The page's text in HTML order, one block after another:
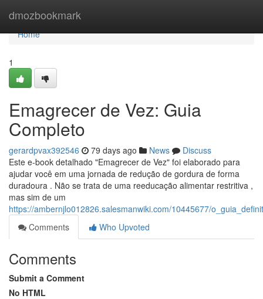
dmozbookmark
Home
Home
1
Emagrecer de Vez: Guia
Completo
gerardpvax392546 79 days ago News
Discuss
Este e-book detalhado "Emagrecer de Vez" foi elaborado para
ajudar você em uma jornada de redução de gordura de forma
duradoura . Não se trata de uma reeducação alimentar restritiva ,
mas sim de um
https://ambernjlo012826.salesmanwiki.com/10445677/
Comments
Who Upvoted
Comments
Submit a Comment
No HTML